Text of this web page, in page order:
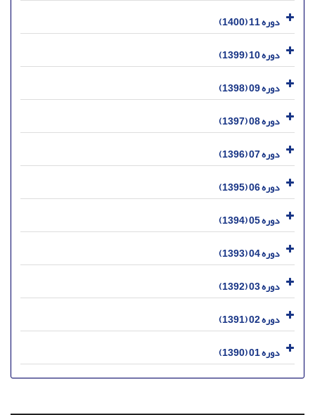
دوره 11 (1400)
دوره 10 (1399)
دوره 09 (1398)
دوره 08 (1397)
دوره 07 (1396)
دوره 06 (1395)
دوره 05 (1394)
دوره 04 (1393)
دوره 03 (1392)
دوره 02 (1391)
دوره 01 (1390)